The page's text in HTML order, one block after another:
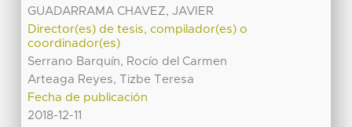
GUADARRAMA CHAVEZ, JAVIER
Director(es) de tesis, compilador(es) o
coordinador(es)
Serrano Barquín, Rocío del Carmen
Arteaga Reyes, Tizbe Teresa
Fecha de publicación
2018-12-11